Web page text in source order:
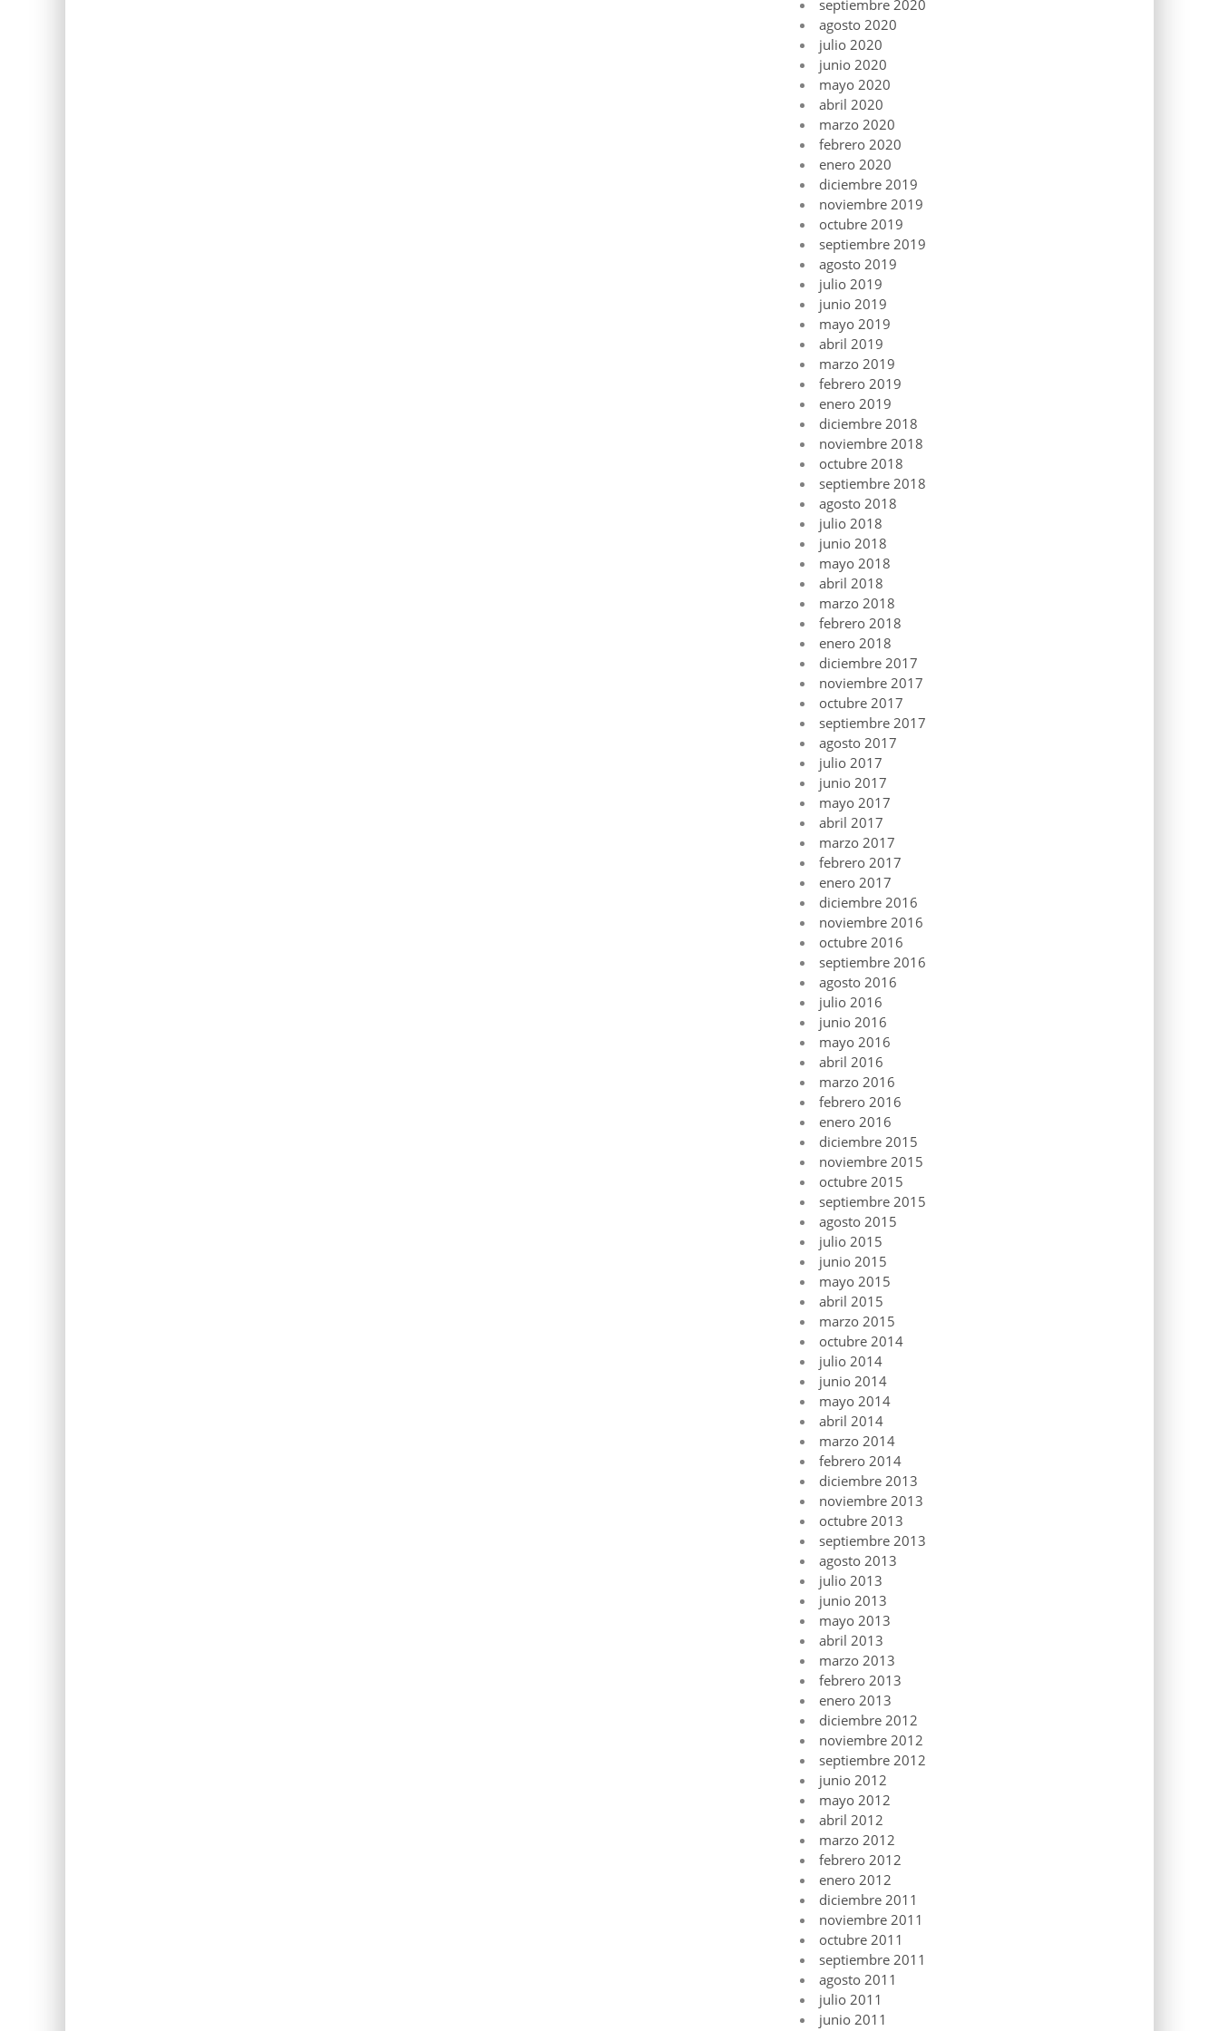
septiembre 2020
agosto 2020
julio 2020
junio 2020
mayo 2020
abril 2020
marzo 2020
febrero 2020
enero 2020
diciembre 2019
noviembre 2019
octubre 2019
septiembre 2019
agosto 2019
julio 2019
junio 2019
mayo 2019
abril 2019
marzo 2019
febrero 2019
enero 2019
diciembre 2018
noviembre 2018
octubre 2018
septiembre 2018
agosto 2018
julio 2018
junio 2018
mayo 2018
abril 2018
marzo 2018
febrero 2018
enero 2018
diciembre 2017
noviembre 2017
octubre 2017
septiembre 2017
agosto 2017
julio 2017
junio 2017
mayo 2017
abril 2017
marzo 2017
febrero 2017
enero 2017
diciembre 2016
noviembre 2016
octubre 2016
septiembre 2016
agosto 2016
julio 2016
junio 2016
mayo 2016
abril 2016
marzo 2016
febrero 2016
enero 2016
diciembre 2015
noviembre 2015
octubre 2015
septiembre 2015
agosto 2015
julio 2015
junio 2015
mayo 2015
abril 2015
marzo 2015
octubre 2014
julio 2014
junio 2014
mayo 2014
abril 2014
marzo 2014
febrero 2014
diciembre 2013
noviembre 2013
octubre 2013
septiembre 2013
agosto 2013
julio 2013
junio 2013
mayo 2013
abril 2013
marzo 2013
febrero 2013
enero 2013
diciembre 2012
noviembre 2012
septiembre 2012
junio 2012
mayo 2012
abril 2012
marzo 2012
febrero 2012
enero 2012
diciembre 2011
noviembre 2011
octubre 2011
septiembre 2011
agosto 2011
julio 2011
junio 2011